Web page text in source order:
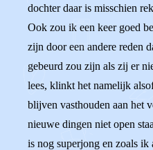
dochter daar is misschien
Ook zou ik een keer goed
zijn door een andere reden
gebeurd zou zijn als zij er
lees, klinkt het namelijk
blijven vasthouden aan het
nieuwe dingen niet open
is nog superjong en zoals